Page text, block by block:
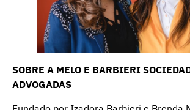
SOBRE A MELO E BARBIERI
ADVOGADAS